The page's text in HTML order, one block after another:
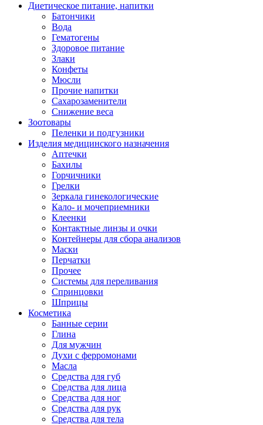
Диетическое питание, напитки
Батончики
Вода
Гематогены
Здоровое питание
Злаки
Конфеты
Мюсли
Прочие напитки
Сахарозаменители
Снижение веса
Зоотовары
Пеленки и подгузники
Изделия медицинского назначения
Аптечки
Бахилы
Горчичники
Грелки
Зеркала гинекологические
Кало- и мочеприемники
Клеенки
Контактные линзы и очки
Контейнеры для сбора анализов
Маски
Перчатки
Прочее
Системы для переливания
Спринцовки
Шприцы
Косметика
Банные серии
Глина
Для мужчин
Духи с ферромонами
Масла
Средства для губ
Средства для лица
Средства для ног
Средства для рук
Средства для тела